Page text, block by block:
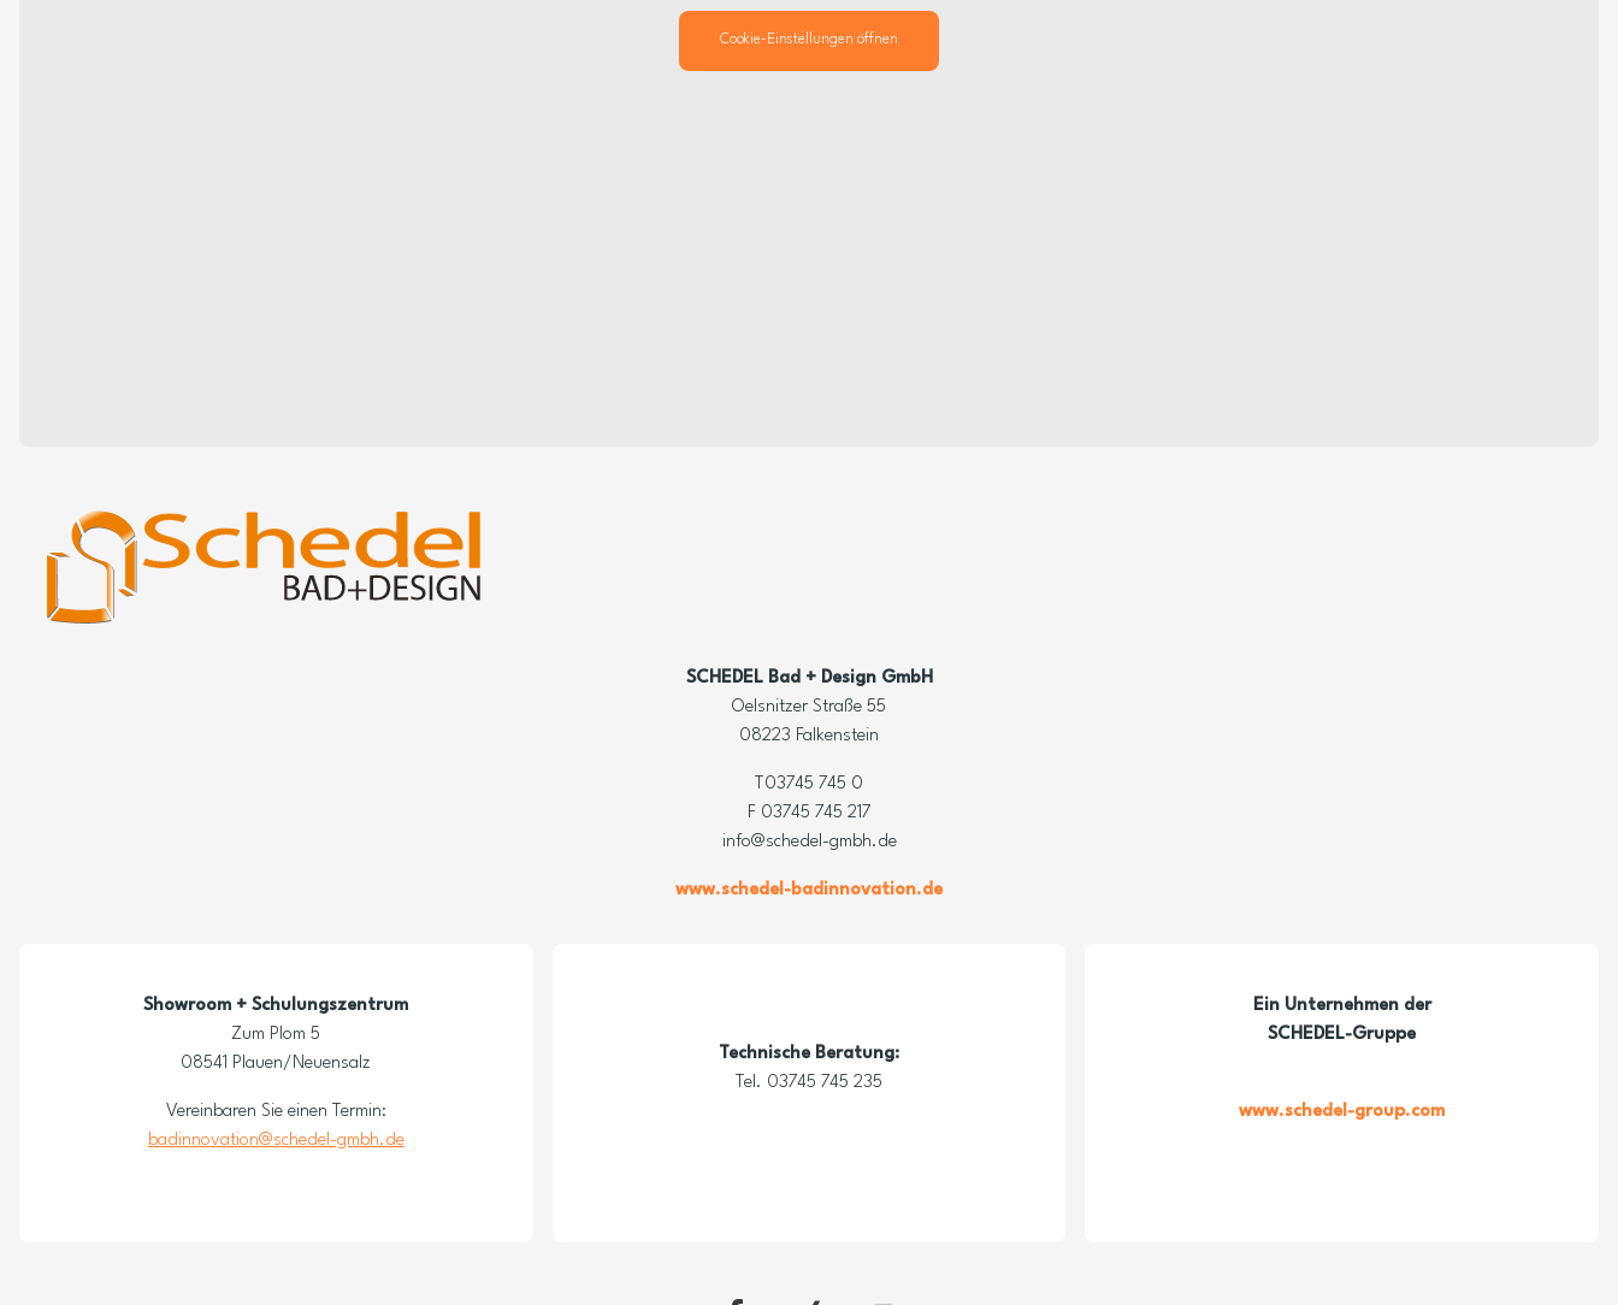
Cookie-Einstellungen öffnen
SCHEDEL Bad + Design GmbH
Oelsnitzer Straße 55
08223 Falkenstein
T03745 745 0
F 03745 745 217
info@schedel-gmbh.de
www.schedel-badinnovation.de
Showroom + Schulungszentrum
Zum Plom 5
08541 Plauen/Neuensalz
Vereinbaren Sie einen Termin:
badinnovation@schedel-gmbh.de
Technische Beratung:
Tel. 03745 745 235
Ein Unternehmen der
SCHEDEL-Gruppe
www.schedel-group.com